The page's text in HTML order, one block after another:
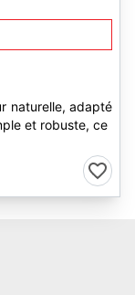
naturelle, adapté
et robuste, ce